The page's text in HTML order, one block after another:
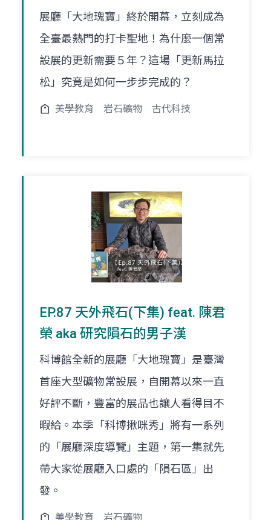
展廳「大地瑰寶」終於開幕，立刻成為
全臺最熱門的打卡聖地！為什麼一個常
設展的更新需要５年？這場「更新馬拉
松」究竟是如何一步步完成的？
美學教育 岩石礦物 古代科技
EP.87 天外飛石(下集) feat. 陳君
榮 aka 研究隕石的男子漢
科博館全新的展廳「大地瑰寶」是臺灣
首座大型礦物常設展，自開幕以來一直
好評不斷，豐富的展品也讓人看得目不
暇給。本季「科博揪咪秀」將有一系列
的「展廳深度導覽」主題，第一集就先
帶大家從展廳入口處的「隕石區」出
發。
美學教育 岩石礦物